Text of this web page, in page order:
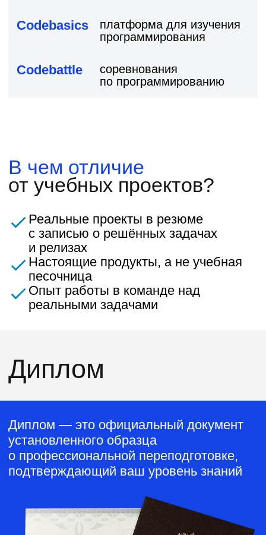
Ты сталкиваешься с такими
проблемами, которые реально
качают тебя как разработчика. Тут,
оказывается, проблемы надо
решать. Скажу по секрету:
разработчикам платят именно за то,
что они решают проблемы, зачастую
Евгений
Хекслет хочется
и понятную
и каждого урока.
желание Хекслета
Алексей
Наши программы
получаютотличные
отзывы
4.6 172 отзыва